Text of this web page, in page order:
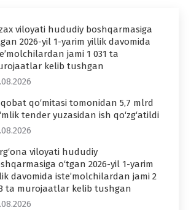
viloyati hududiy boshqarmasiga
2026-yil 1-yarim yillik davomida
jami 1 031 ta
kelib tushgan
qo‘mitasi tomonidan 5,7 mlrd
tender yuzasidan ish qo‘zg‘atildi
viloyati hududiy
o‘tgan 2026-yil 1-yarim
davomida iste’molchilardan jami 2
ta murojaatlar kelib tushgan